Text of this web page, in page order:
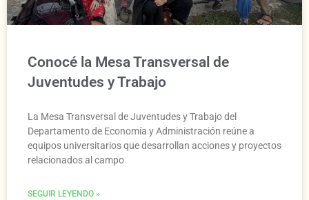
Conocé la Mesa Transversal de
Juventudes y Trabajo
La Mesa Transversal de Juventudes y Trabajo del
Departamento de Economía y Administración reúne a
equipos universitarios que desarrollan acciones y proyectos
relacionados al campo
SEGUIR LEYENDO »